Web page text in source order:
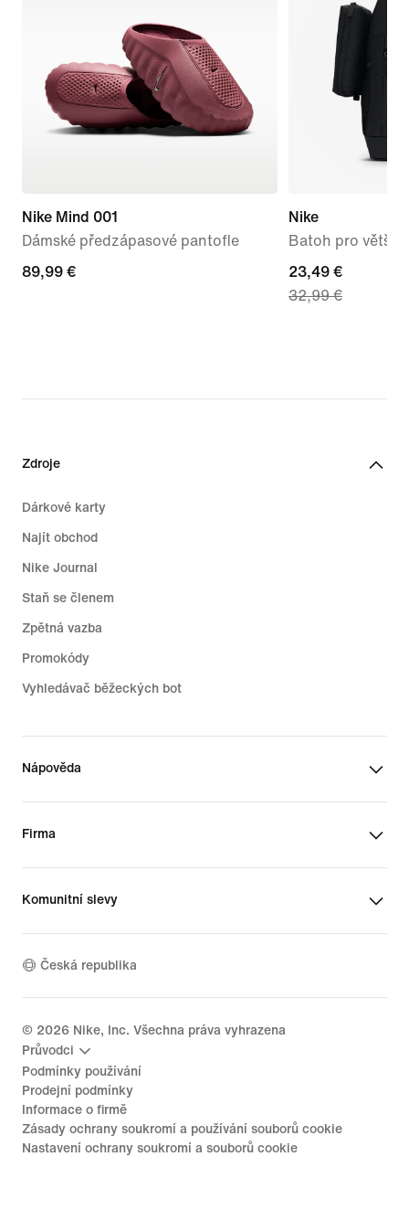
Nike Mind 001
Dámské předzápasové pantofle
89,99 €
89,99 €
Nike
Batoh pro větší
current
price
32,99 €
23,49 €
32,99 €
Zdroje
Dárkové karty
Najít obchod
Nike Journal
Staň se členem
Zpětná vazba
Promokódy
Vyhledávač běžeckých bot
Nápověda
Firma
Komunitní slevy
Česká republika
© 2026 Nike, Inc. Všechna práva vyhrazena
Průvodci
Podmínky používání
Prodejní podmínky
Informace o firmě
Zásady ochrany soukromí a používání souborů cookie
Nastavení ochrany soukromí a souborů cookie